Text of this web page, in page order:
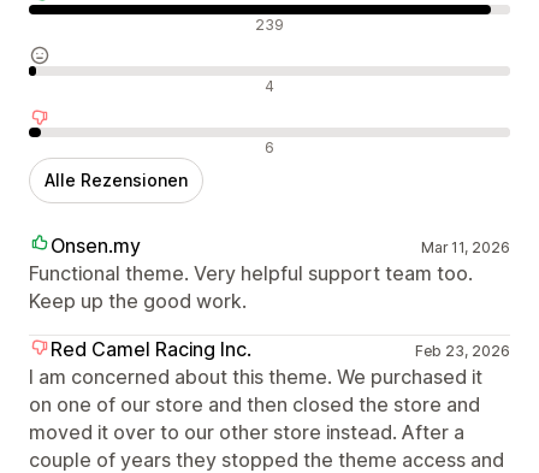
Positive Bewertungen 239
Neutrale Bewertungen 4
Negative Bewertungen 6
Alle Rezensionen
Onsen.my Mar 11, 2026
Functional theme. Very helpful support team too.
Keep up the good work.
Red Camel Racing Inc.
Feb 23, 2026
I am concerned about this theme. We purchased it
on one of our store and then closed the store and
moved it over to our other store instead. After a
couple of years they stopped the theme access and